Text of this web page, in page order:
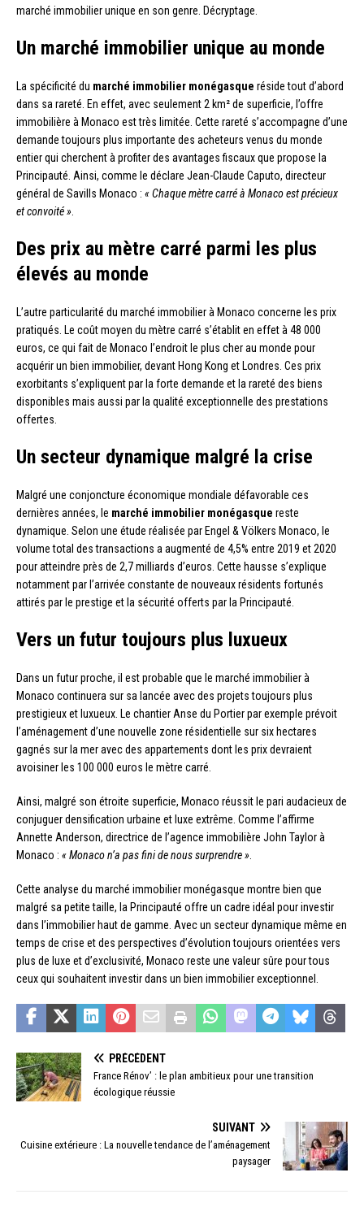
marché immobilier unique en son genre. Décryptage.
Un marché immobilier unique au monde
La spécificité du marché immobilier monégasque réside tout d’abord
dans sa rareté. En effet, avec seulement 2 km² de superficie, l’offre
immobilière à Monaco est très limitée. Cette rareté s’accompagne d’une
demande toujours plus importante des acheteurs venus du monde
entier qui cherchent à profiter des avantages fiscaux que propose la
Principauté. Ainsi, comme le déclare Jean-Claude Caputo, directeur
général de Savills Monaco : « Chaque mètre carré à Monaco est précieux
et convoité »
Des prix au mètre carré parmi les plus
élevés au monde
L’autre particularité du marché immobilier à Monaco concerne les prix
pratiqués. Le coût moyen du mètre carré s’établit en effet à 48 000
euros, ce qui fait de Monaco l’endroit le plus cher au monde pour
acquérir un bien immobilier, devant Hong Kong et Londres. Ces prix
exorbitants s’expliquent par la forte demande et la rareté des biens
disponibles mais aussi par la qualité exceptionnelle des prestations
offertes.
Un secteur dynamique malgré la crise
Malgré une conjoncture économique mondiale défavorable ces
dernières années, le marché immobilier monégasque reste
dynamique. Selon une étude réalisée par Engel & Völkers Monaco, le
volume total des transactions a augmenté de 4,5% entre 2019 et 2020
pour atteindre près de 2,7 milliards d’euros. Cette hausse s’explique
notamment par l’arrivée constante de nouveaux résidents fortunés
attirés par le prestige et la sécurité offerts par la Principauté.
Vers un futur toujours plus luxueux
Dans un futur proche, il est probable que le marché immobilier à
Monaco continuera sur sa lancée avec des projets toujours plus
prestigieux et luxueux. Le chantier Anse du Portier par exemple prévoit
l’aménagement d’une nouvelle zone résidentielle sur six hectares
gagnés sur la mer avec des appartements dont les prix devraient
avoisiner les 100 000 euros le mètre carré.
Ainsi, malgré son étroite superficie, Monaco réussit le pari audacieux de
conjuguer densification urbaine et luxe extrême. Comme l’affirme
Annette Anderson, directrice de l’agence immobilière John Taylor à
Monaco : « Monaco n’a pas fini de nous surprendre »
Cette analyse du marché immobilier monégasque montre bien que
malgré sa petite taille, la Principauté offre un cadre idéal pour investir
dans l’immobilier haut de gamme. Avec un secteur dynamique même en
temps de crise et des perspectives d’évolution toujours orientées vers
plus de luxe et d’exclusivité, Monaco reste une valeur sûre pour tous
ceux qui souhaitent investir dans un bien immobilier exceptionnel.
PRÉCÉDENT
France Rénov’ : le plan ambitieux pour une transition
écologique réussie
SUIVANT
Cuisine extérieure : La nouvelle tendance de l’aménagement
paysager